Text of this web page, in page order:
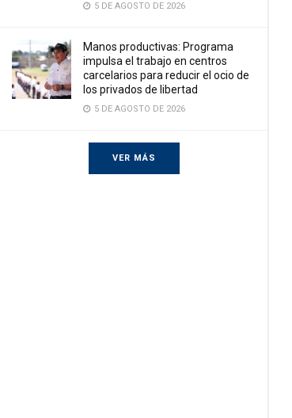
5 DE AGOSTO DE 2026
Manos productivas: Programa
impulsa el trabajo en centros
carcelarios para reducir el ocio de
los privados de libertad
5 DE AGOSTO DE 2026
VER MÁS